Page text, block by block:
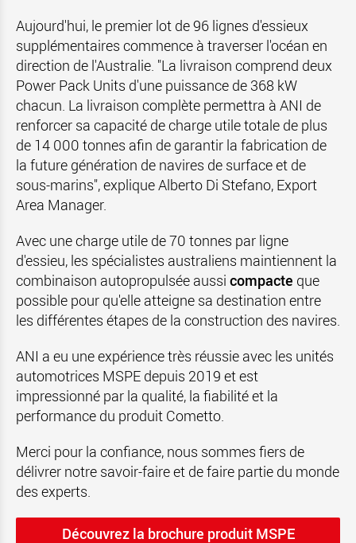
Aujourd'hui, le premier lot de 96 lignes d'essieux
supplémentaires commence à traverser l'océan en
direction de l'Australie. "La livraison comprend deux
Power Pack Units d'une puissance de 368 kW
chacun. La livraison complète permettra à ANI de
renforcer sa capacité de charge utile totale de plus
de 14 000 tonnes afin de garantir la fabrication de
la future génération de navires de surface et de
sous-marins", explique Alberto Di Stefano, Export
Area Manager.
Avec une charge utile de 70 tonnes par ligne
d'essieu, les spécialistes australiens maintiennent la
combinaison autopropulsée aussi compacte que
possible pour qu'elle atteigne sa destination entre
les différentes étapes de la construction des navires.
ANI a eu une expérience très réussie avec les unités
automotrices MSPE depuis 2019 et est
impressionné par la qualité, la fiabilité et la
performance du produit Cometto.
Merci pour la confiance, nous sommes fiers de
délivrer notre savoir-faire et de faire partie du monde
des experts.
Découvrez la brochure produit MSPE